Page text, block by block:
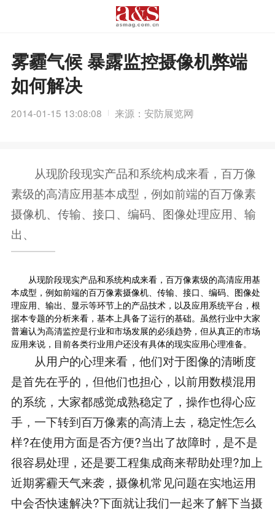
雾霾气候 暴露监控摄像机弊端
如何解决
2014-01-15 13:08:08 来源：安防展览网
从现阶段现实产品和系统构成来看，百万像
素级的高清应用基本成型，例如前端的百万像素
摄像机、传输、接口、编码、图像处理应用、输
出、
从现阶段现实产品和系统构成来看，百万像素级的高清应用基
本成型，例如前端的百万像素摄像机、传输、接口、编码、图像处
理应用、输出、显示等环节上的产品技术，以及应用系统平台，根
据本专题的分析来看，基本上具备了运行的基础。虽然行业中大家
普遍认为高清监控是行业和市场发展的必须趋势，但从真正的市场
应用来说，目前各类行业用户还没有具体的现实应用心理准备。
从用户的心理来看，他们对于图像的清晰度
是首先在乎的，但他们也担心，以前用数模混用
的系统，大家都感觉成熟稳定了，操作也得心应
手，一下转到百万像素的高清上去，稳定性怎么
样?在使用方面是否方便?当出了故障时，是不是
很容易处理，还是要工程集成商来帮助处理?加上
近期雾霾天气来袭，摄像机常见问题在实地运用
中会否快速解决?下面就让我们一起来了解下当摄